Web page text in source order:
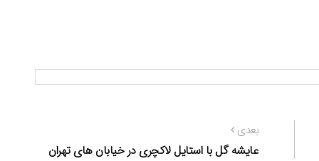
بعدی
بعدی:
عایشه گل با استایل لاکچری در خیابان های تهران